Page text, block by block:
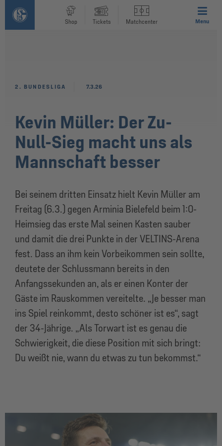
Shop Tickets Matchcenter Menu
Kevin Müller: Der Zu-
Null-Sieg macht uns als
Mannschaft besser
Bei seinem dritten Einsatz hielt Kevin Müller am
Freitag (6.3.) gegen Arminia Bielefeld beim 1:0-
Heimsieg das erste Mal seinen Kasten sauber
und damit die drei Punkte in der VELTINS-Arena
fest. Dass an ihm kein Vorbeikommen sein sollte,
deutete der Schlussmann bereits in den
Anfangssekunden an, als er einen Konter der
Gäste im Rauskommen vereitelte. „Je besser man
ins Spiel reinkommt, desto schöner ist es“, sagt
der 34-Jährige. „Als Torwart ist es genau die
Schwierigkeit, die diese Position mit sich bringt:
Du weißt nie, wann du etwas zu tun bekommst.“
2. BUNDESLIGA 7.3.26